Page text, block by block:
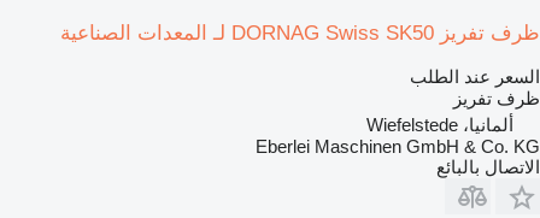
ظرف تفريز DORNAG Swiss SK50 لـ المعدات الصناعية
السعر عند الطلب
ظرف تفريز
ألمانيا، Wiefelstede
Eberlei Maschinen GmbH & Co. KG
الاتصال بالبائع